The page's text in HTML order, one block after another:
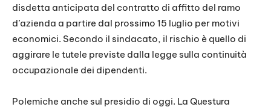
disdetta anticipata del contratto di affitto del ramo
d’azienda a partire dal prossimo 15 luglio per motivi
economici. Secondo il sindacato, il rischio è quello di
aggirare le tutele previste dalla legge sulla continuità
occupazionale dei dipendenti.
Polemiche anche sul presidio di oggi. La Questura